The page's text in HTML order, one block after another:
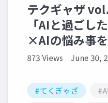
テクギャザ
「AIと過ごし
×AIの悩み事を
873 Views June 30,
#てくぎゃざ